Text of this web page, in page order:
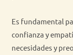
Es fundamental
confianza y
necesidades y